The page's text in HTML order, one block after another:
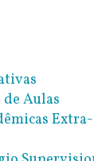
Aulas